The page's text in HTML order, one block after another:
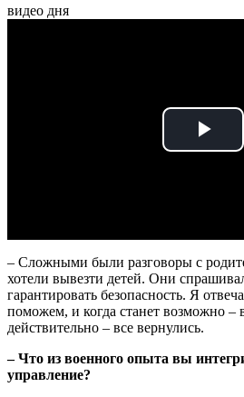
видео дня
Play
– Сложными были разговоры с
хотели вывезти детей. Они
гарантировать безопасность. Я
поможем, и когда станет возможно –
действительно – все вернулись.
– Что из военного опыта вы
управление?